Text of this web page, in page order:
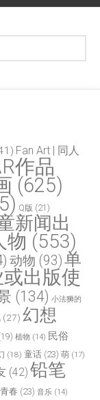
Fan Art | 同人
作品
(625)
Q版 (21)
新闻出
物 (553)
动物 (93)单
出版使
(134) 小法狮的
(27) 幻想
植物 (14) 民俗
(18) 童话 (23) 萌 (17)
(42) 铅笔
青春 (23) 音乐 (14)